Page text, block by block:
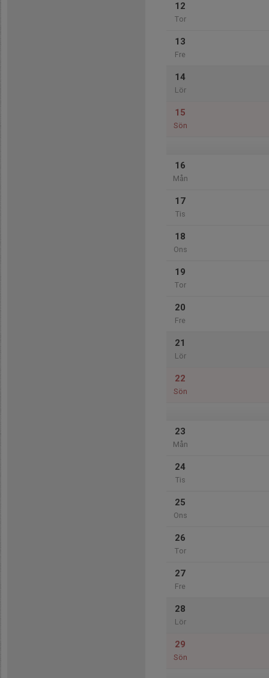
12
Tor
13
Fre
14
Lör
15
Sön
16
Mån
17
Tis
18
Ons
19
Tor
20
Fre
21
Lör
22
Sön
23
Mån
24
Tis
25
Ons
26
Tor
27
Fre
28
Lör
29
Sön